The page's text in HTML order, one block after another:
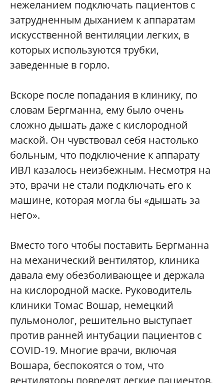
нежеланием подключать пациентов с
затрудненным дыханием к аппаратам
искусственной вентиляции легких, в
которых используются трубки,
заведенные в горло.
Вскоре после попадания в клинику, по
словам Бергманна, ему было очень
сложно дышать даже с кислородной
маской. Он чувствовал себя настолько
больным, что подключение к аппарату
ИВЛ казалось неизбежным. Несмотря на
это, врачи не стали подключать его к
машине, которая могла бы «дышать за
него».
Вместо того чтобы поставить Бергманна
на механический вентилятор, клиника
давала ему обезболивающее и держала
на кислородной маске. Руководитель
клиники Томас Вошар, немецкий
пульмонолог, решительно выступает
против ранней интубации пациентов с
COVID-19. Многие врачи, включая
Вошара, беспокоятся о том, что
вентиляторы повредят легкие пациентов.